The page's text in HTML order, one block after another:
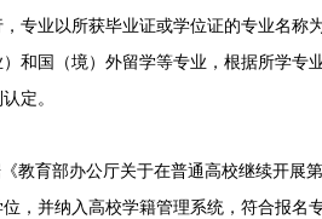
专业以所获毕业证或学位证的专业名称
和国（境）外留学等专业，根据所学专
定。
育部办公厅关于在普通高校继续开展第
，并纳入高校学籍管理系统，符合报名